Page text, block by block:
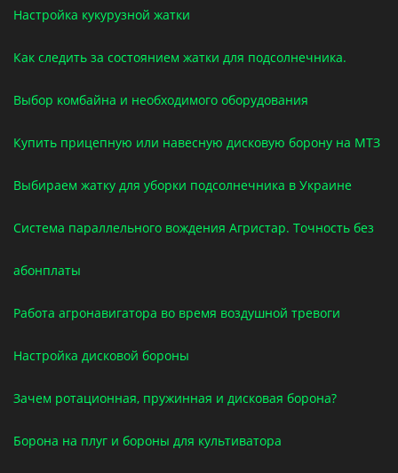
Настройка кукурузной жатки
Как следить за состоянием жатки для подсолнечника.
Выбор комбайна и необходимого оборудования
Купить прицепную или навесную дисковую борону на МТЗ
Выбираем жатку для уборки подсолнечника в Украине
Система параллельного вождения Агристар. Точность без
абонплаты
Работа агронавигатора во время воздушной тревоги
Настройка дисковой бороны
Зачем ротационная, пружинная и дисковая борона?
Борона на плуг и бороны для культиватора